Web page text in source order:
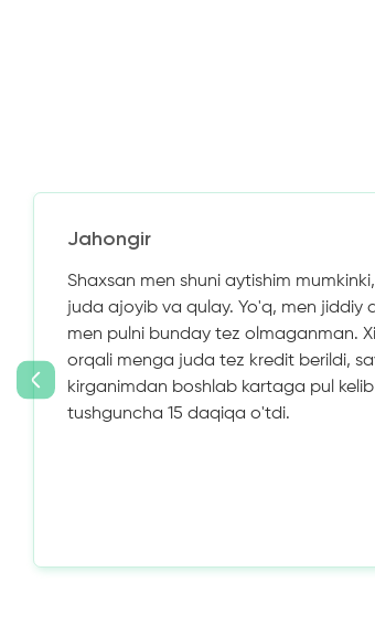
Jahongir
Shaxsan men shuni aytishim
juda ajoyib va ​​qulay. Yo'q, men jiddiy
men pulni bunday tez olmaganman.
orqali menga juda tez kredit berildi,
kirganimdan boshlab kartaga pul kelib
tushguncha 15 daqiqa o'tdi.